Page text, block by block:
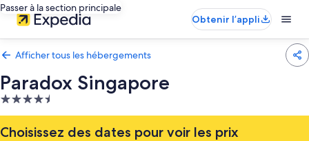
Passer à la section principale
Obtenir l’appli
Afficher tous les hébergements
Paradox Singapore
Hébergement
4.5 étoiles
Choisissez des dates pour voir les prix